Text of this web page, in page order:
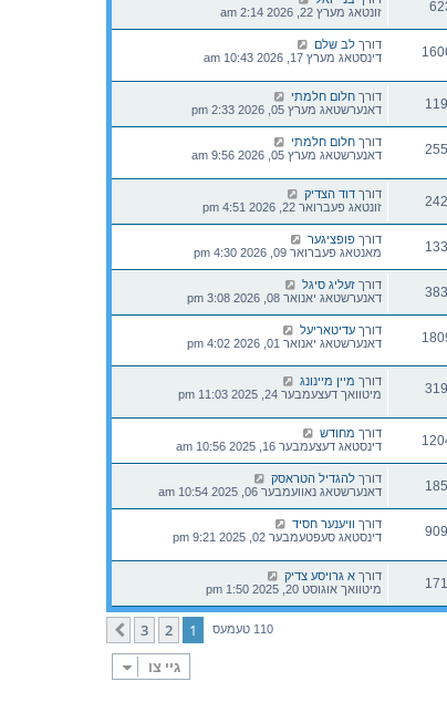
זונטאג מערץ 22, 2026 2:14 am
דורך לב שלם
דינסטאג מערץ 17, 2026 10:43 am
דורך חלום חלמתי
דאנערשטאג מערץ 05, 2026 2:33 pm
דורך חלום חלמתי
דאנערשטאג מערץ 05, 2026 9:56 am
דורך דוד הצדיק
זונטאג פעברואר 22, 2026 4:51 pm
דורך פופציגער
מאנטאג פעברואר 09, 2026 4:30 pm
דורך זעליג סיגל
דאנערשטאג יאנואר 08, 2026 3:08 pm
דורך עדיטאריעל
דאנערשטאג יאנואר 01, 2026 4:02 pm
דורך מיין מיינונג
מיטוואך דעצעמבער 24, 2025 11:03 pm
דורך מחודש
דינסטאג דעצעמבער 16, 2025 10:56 am
דורך להגדיל הטראסק
דאנערשטאג נאוועמבער 06, 2025 10:54 am
דורך וויענער חסיד
דינסטאג סעפטעמבער 02, 2025 9:21 pm
דורך א גרויסע צדיק
מיטוואך אוגוסט 20, 2025 1:50 pm
110 טעמעס 1
2
3
קומענדיגע
גיי צו